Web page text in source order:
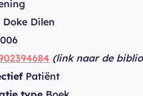
Doke Dilen
(link naar de
Patiënt